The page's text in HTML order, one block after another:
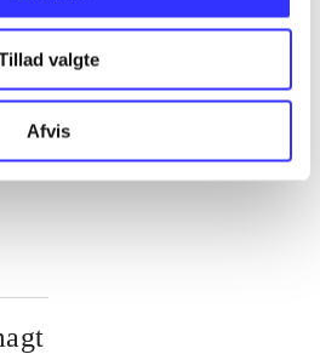
valgte
Afvis